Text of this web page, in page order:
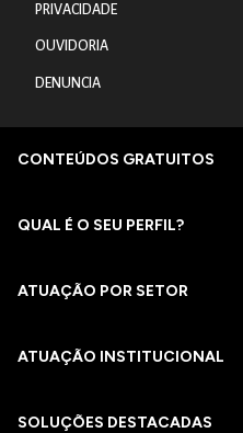
PRIVACIDADE
OUVIDORIA
DENUNCIA
CONTEÚDOS GRATUITOS
QUAL É O SEU PERFIL?
ATUAÇÃO POR SETOR
ATUAÇÃO INSTITUCIONAL
SOLUÇÕES DESTACADAS